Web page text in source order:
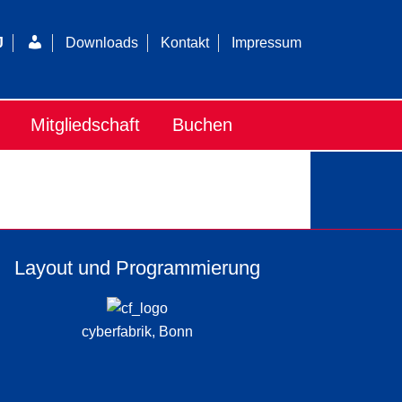
LoginDownloads Kontakt Impressum
Mitgliedschaft Buchen
Layout und Programmierung
cyberfabrik, Bonn